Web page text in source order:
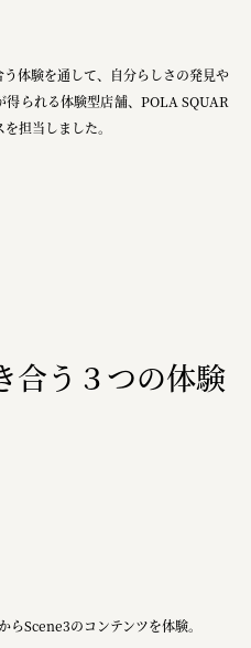
う体験を通して、自分らしさの発見や
られる体験型店舗、POLA SQUAR
担当しました。
合う３つの体験
Scene3のコンテンツを体験。